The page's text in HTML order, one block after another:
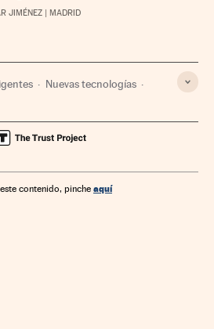
JIMÉNEZ | MADRID
Nuevas tecnologías
Tecnología
contenido, pinche aquí